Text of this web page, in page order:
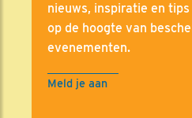
nieuws, inspiratie en
op de hoogte van
evenementen.
Meld je aan